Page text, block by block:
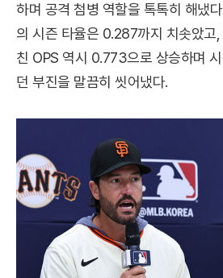
하며 공격 첨병 역할을 톡톡히 해냈
의 시즌 타율은 0.287까지 치솟았고
친 OPS 역시 0.773으로 상승하며
던 부진을 말끔히 씻어냈다.